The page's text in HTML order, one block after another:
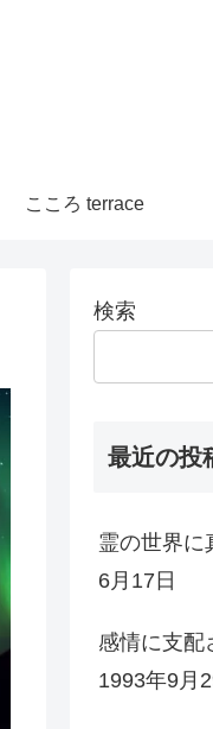
こころ terrace
検索
最近の投
霊の世界
6月17日
感情に支
1993年9月